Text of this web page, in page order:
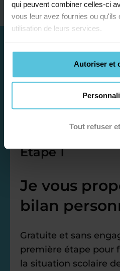
qui peuvent combiner celles-ci
vous leur avez fournies ou qu'ils
utilisation de leurs services.
Autoriser et
Tout refuser
Étape 1
Je vous
bilan
Gratuite et sans
première étape pour
la situation scolaire